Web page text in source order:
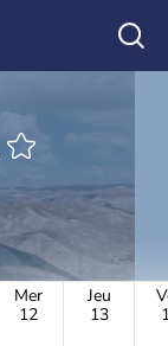
Mer
12
Jeu
13